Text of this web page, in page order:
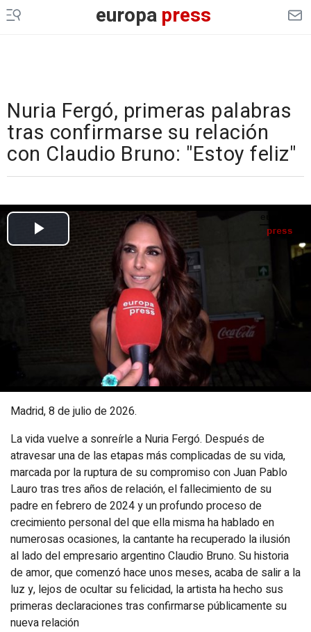
europapress
Nuria Fergó, primeras palabras
tras confirmarse su relación
con Claudio Bruno: "Estoy feliz"
Madrid, 8 de julio de 2026.
La vida vuelve a sonreírle a Nuria Fergó. Después de
atravesar una de las etapas más complicadas de su vida,
marcada por la ruptura de su compromiso con Juan Pablo
Lauro tras tres años de relación, el fallecimiento de su
padre en febrero de 2024 y un profundo proceso de
crecimiento personal del que ella misma ha hablado en
numerosas ocasiones, la cantante ha recuperado la ilusión
al lado del empresario argentino Claudio Bruno. Su historia
de amor, que comenzó hace unos meses, acaba de salir a la
luz y, lejos de ocultar su felicidad, la artista ha hecho sus
primeras declaraciones tras confirmarse públicamente su
nueva relación